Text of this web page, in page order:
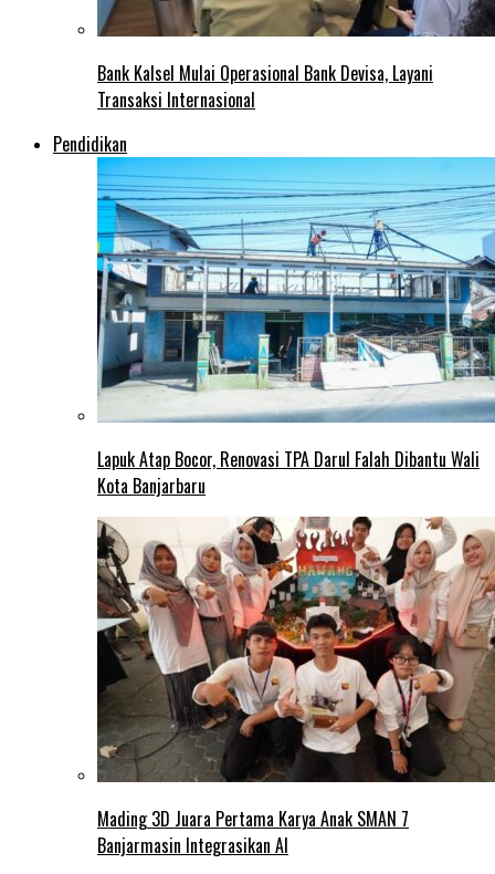
Bank Kalsel Mulai Operasional Bank Devisa, Layani
Transaksi Internasional
Pendidikan
Lapuk Atap Bocor, Renovasi TPA Darul Falah Dibantu Wali
Kota Banjarbaru
Mading 3D Juara Pertama Karya Anak SMAN 7
Banjarmasin Integrasikan AI